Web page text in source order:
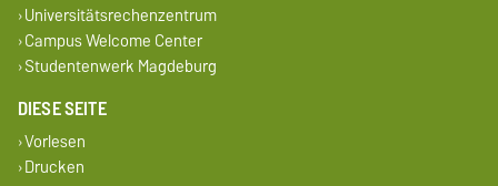
Universitätsrechenzentrum
Campus Welcome Center
Studentenwerk Magdeburg
DIESE SEITE
Vorlesen
Drucken